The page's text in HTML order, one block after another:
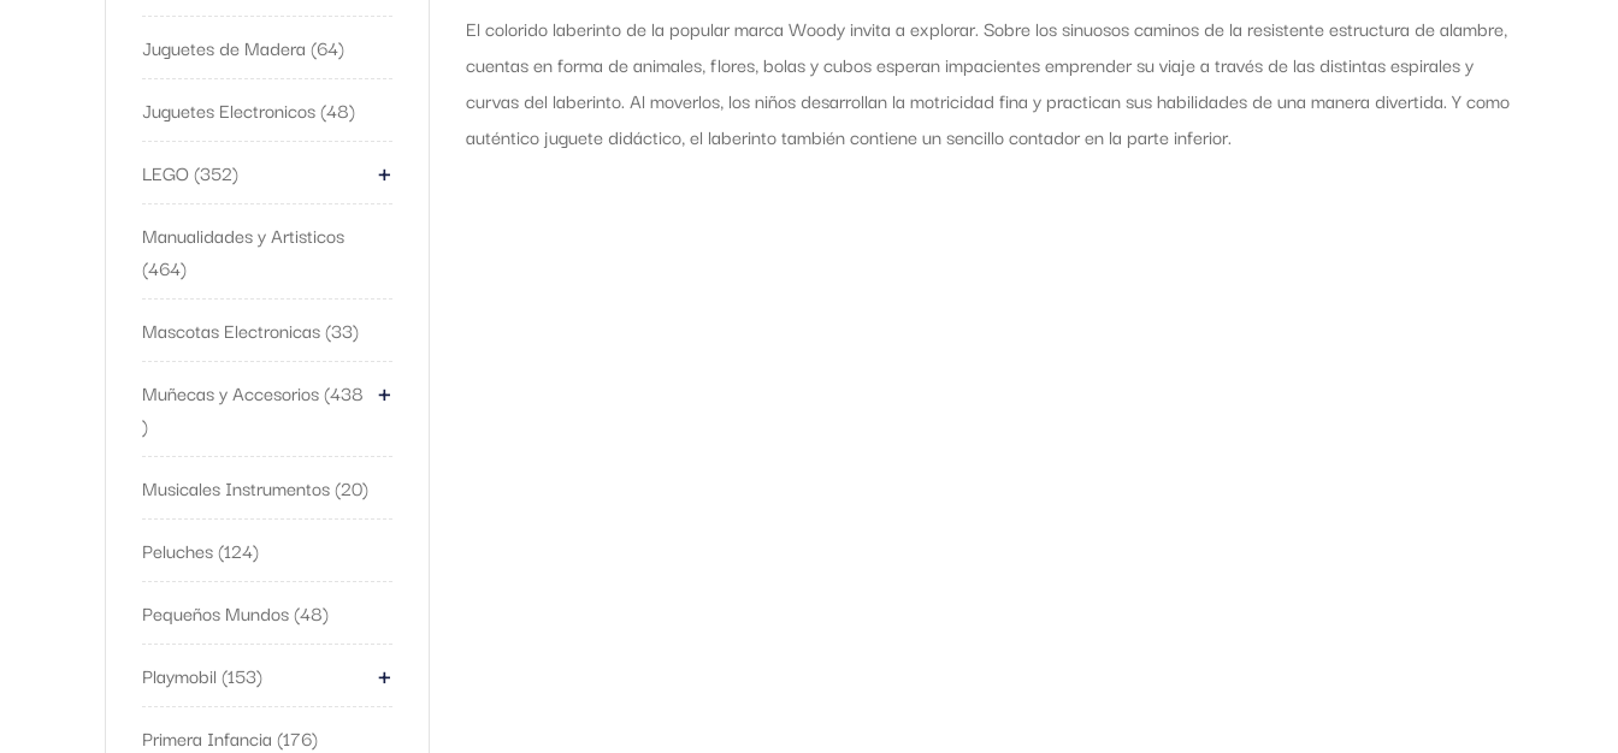
Juguetes de Madera 64
Juguetes Electronicos 48
LEGO 352 +
Manualidades y Artisticos
464
Mascotas Electronicas 33
Muñecas y Accesorios 438 +
Musicales Instrumentos 20
Peluches 124
Pequeños Mundos 48
Playmobil 153 +
Primera Infancia 176
El colorido laberinto de la popular marca Woody invita a explorar. Sobre los sinuosos caminos de la resistente estructura de alambre,
cuentas en forma de animales, flores, bolas y cubos esperan impacientes emprender su viaje a través de las distintas espirales y
curvas del laberinto. Al moverlos, los niños desarrollan la motricidad fina y practican sus habilidades de una manera divertida. Y como
auténtico juguete didáctico, el laberinto también contiene un sencillo contador en la parte inferior.